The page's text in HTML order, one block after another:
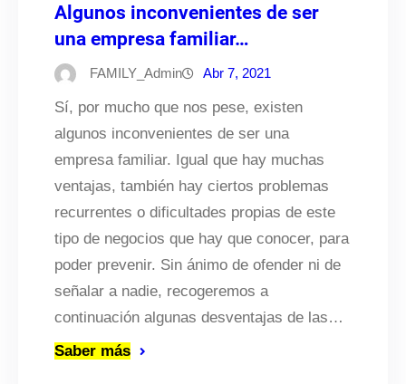
Algunos inconvenientes de ser
una empresa familiar…
FAMILY_Admin Abr 7, 2021
Sí, por mucho que nos pese, existen
algunos inconvenientes de ser una
empresa familiar. Igual que hay muchas
ventajas, también hay ciertos problemas
recurrentes o dificultades propias de este
tipo de negocios que hay que conocer, para
poder prevenir. Sin ánimo de ofender ni de
señalar a nadie, recogeremos a
continuación algunas desventajas de las…
Saber más